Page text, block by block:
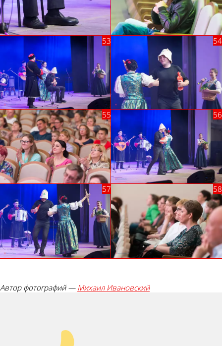
Автор фотографий — Михаил Ивановский
Палец вверх!